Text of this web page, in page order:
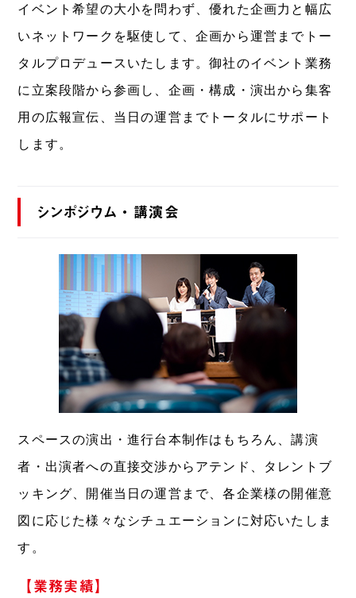
イベント希望の大小を問わず、優れた企画力と幅広
いネットワークを駆使して、企画から運営までトー
タルプロデュースいたします。御社のイベント業務
に立案段階から参画し、企画・構成・演出から集客
用の広報宣伝、当日の運営までトータルにサポート
します。
シンポジウム・講演会
スペースの演出・進行台本制作はもちろん、講演
者・出演者への直接交渉からアテンド、タレントブ
ッキング、開催当日の運営まで、各企業様の開催意
図に応じた様々なシチュエーションに対応いたしま
す。
【業務実績】